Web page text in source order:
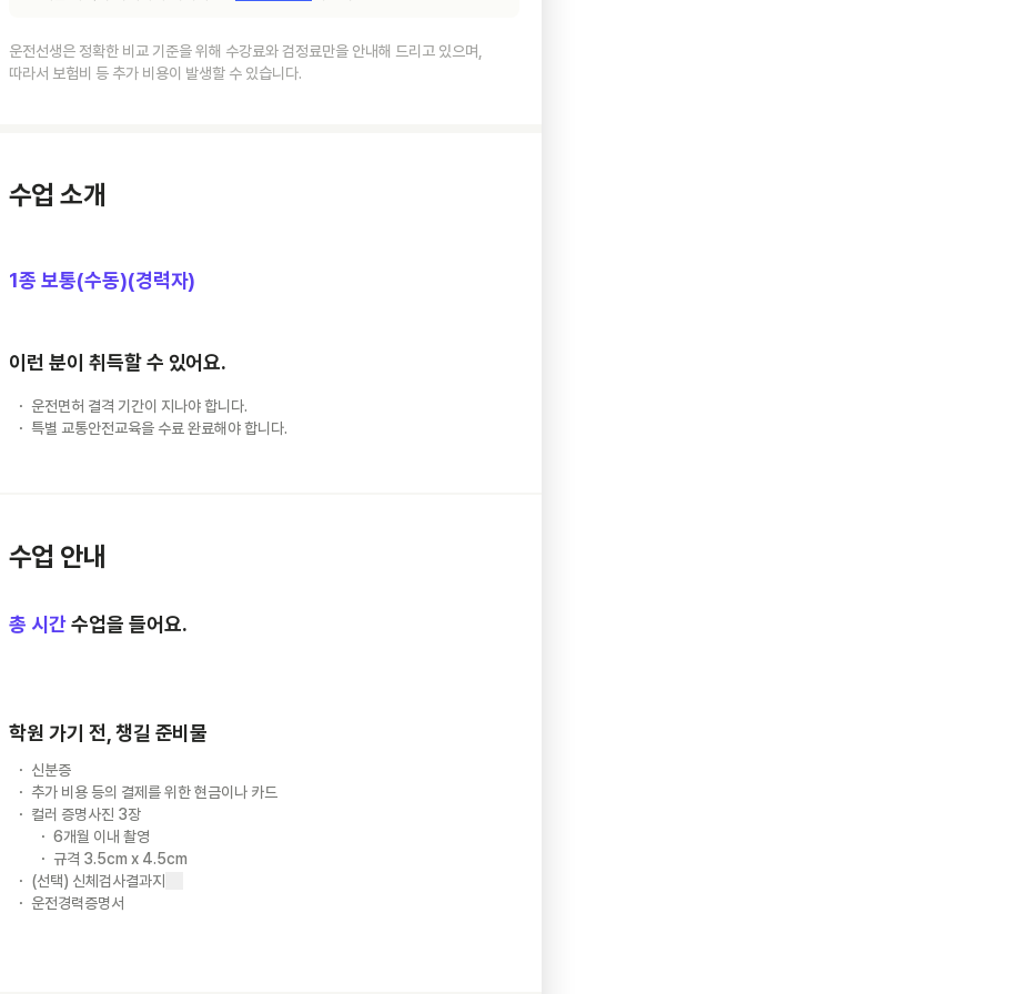
운전선생은 정확한 비교 기준을 위해 수강료와 검정료만을 안내해 드리고 있으며,
따라서 보험비 등 추가 비용이 발생할 수 있습니다.
수업 소개
1종 보통(수동)(경력자)
이런 분이 취득할 수 있어요.
운전면허 결격 기간이 지나야 합니다.
특별 교통안전교육을 수료 완료해야 합니다.
수업 안내
총 시간수업을 들어요.
학원 가기 전, 챙길 준비물
신분증
추가 비용 등의 결제를 위한 현금이나 카드
컬러 증명사진 3장
6개월 이내 촬영
규격 3.5cm x 4.5cm
(선택) 신체검사결과지
운전경력증명서